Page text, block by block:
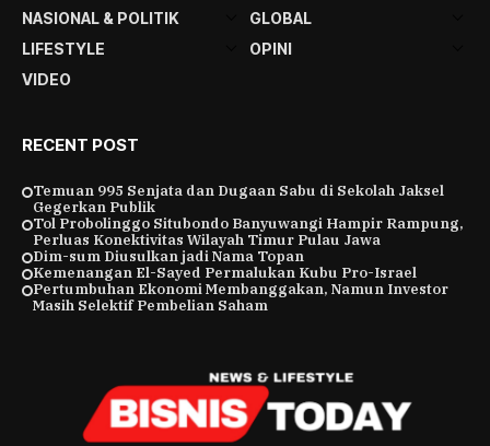
NASIONAL & POLITIK
GLOBAL
LIFESTYLE
OPINI
VIDEO
RECENT POST
Temuan 995 Senjata dan Dugaan Sabu di Sekolah Jaksel
Gegerkan Publik
Tol Probolinggo Situbondo Banyuwangi Hampir Rampung,
Perluas Konektivitas Wilayah Timur Pulau Jawa
Dim-sum Diusulkan jadi Nama Topan
Kemenangan El-Sayed Permalukan Kubu Pro-Israel
Pertumbuhan Ekonomi Membanggakan, Namun Investor
Masih Selektif Pembelian Saham